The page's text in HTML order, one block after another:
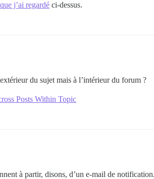
j’ai regardé ci-dessus.
du sujet mais à l’intérieur du forum ?
Posts Within Topic
à partir, disons, d’un e-mail de